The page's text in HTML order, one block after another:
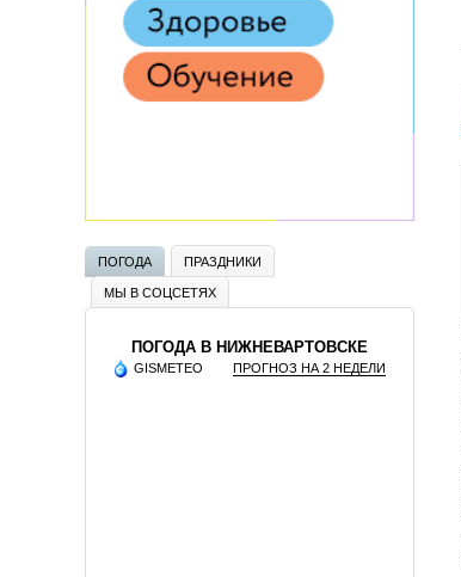
ПОГОДА
ПРАЗДНИКИ
МЫ В СОЦСЕТЯХ
ПОГОДА В НИЖНЕВАРТОВСКЕ
GISMETEO ПРОГНОЗ НА 2 НЕДЕЛИ